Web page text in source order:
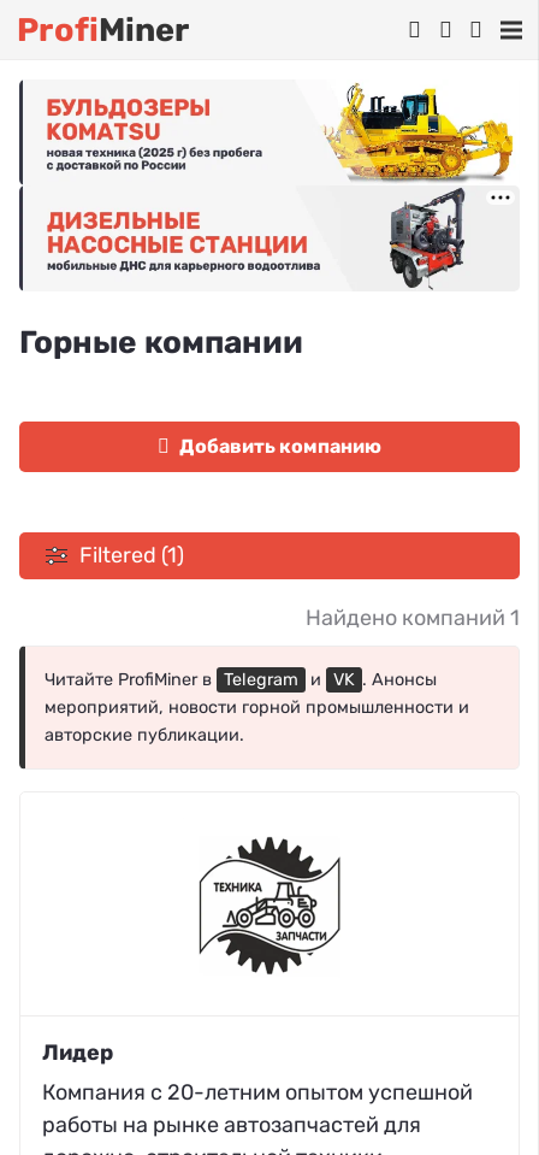
ProfiMiner
Горные компании
Добавить компанию
Filtered (1)
Найдено компаний 1
Читайте ProfiMiner в Telegram и VK . Анонсы
мероприятий, новости горной промышленности и
авторские публикации.
Лидер
Компания с 20-летним опытом успешной
работы на рынке автозапчастей для